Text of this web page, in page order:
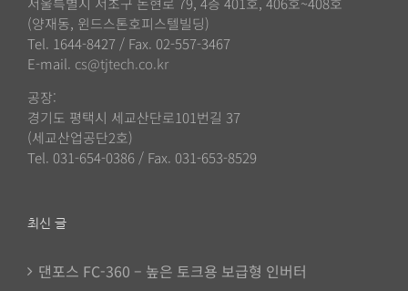
(양재동, 윈드스톤호피스텔빌딩)
Tel. 1644-8427 / Fax. 02-557-3467
E-mail. cs@tjtech.co.kr
공장:
경기도 평택시 세교산단로101번길 37
(세교산업공단2호)
Tel. 031-654-0386 / Fax. 031-653-8529
최신 글
댄포스 FC-360 – 높은 토크용 보급형 인버터